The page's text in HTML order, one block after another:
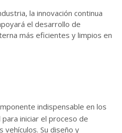
la innovación continua
el desarrollo de
más eficientes y limpios en
indispensable en los
iniciar el proceso de
vehículos. Su diseño y